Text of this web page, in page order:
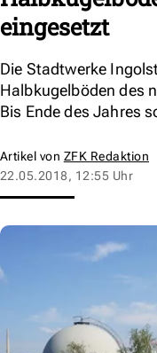
eingesetzt
Die Stadtwerke
Halbkugelböden des
Bis Ende des Jahres
Artikel von ZFK Redaktion
22.05.2018, 12:55 Uhr